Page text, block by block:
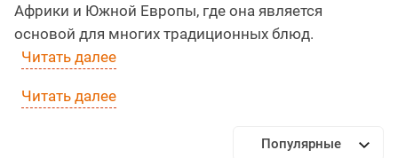
Африки и Южной Европы, где она является
основой для многих традиционных блюд.
Читать далее
Читать далее
Популярные